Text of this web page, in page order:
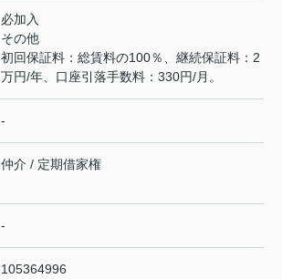
必加入
その他
初回保証料：総賃料の100％、継続保証料：2
万円/年、口座引落手数料：330円/月。
-
仲介 / 定期借家権
-
105364996